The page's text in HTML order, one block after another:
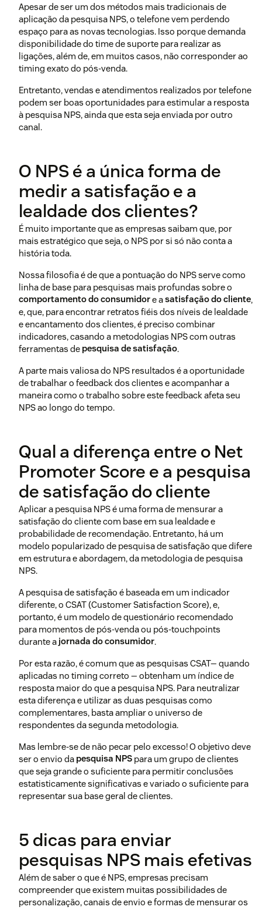
Apesar de ser um dos métodos mais tradicionais de
aplicação da pesquisa NPS, o telefone vem perdendo
espaço para as novas tecnologias. Isso porque demanda
disponibilidade do time de suporte para realizar as
ligações, além de, em muitos casos, não corresponder ao
timing exato do pós-venda.
Entretanto, vendas e atendimentos realizados por telefone
podem ser boas oportunidades para estimular a resposta
à pesquisa NPS, ainda que esta seja enviada por outro
canal.
O NPS é a única forma de
medir a satisfação e a
lealdade dos clientes?
É muito importante que as empresas saibam que, por
mais estratégico que seja, o NPS por si só não conta a
história toda.
Nossa filosofia é de que a pontuação do NPS serve como
linha de base para pesquisas mais profundas sobre o
comportamento do consumidore asatisfação do cliente,
e, que, para encontrar retratos fiéis dos níveis de lealdade
e encantamento dos clientes, é preciso combinar
indicadores, casando a metodologias NPS com outras
ferramentas de pesquisa de satisfação.
A parte mais valiosa do NPS resultados é a oportunidade
de trabalhar o feedback dos clientes e acompanhar a
maneira como o trabalho sobre este feedback afeta seu
NPS ao longo do tempo.
Qual a diferença entre o Net
Promoter Score e a pesquisa
de satisfação do cliente
Aplicar a pesquisa NPS é uma forma de mensurar a
satisfação do cliente com base em sua lealdade e
probabilidade de recomendação. Entretanto, há um
modelo popularizado de pesquisa de satisfação que difere
em estrutura e abordagem, da metodologia de pesquisa
NPS.
A pesquisa de satisfação é baseada em um indicador
diferente, o CSAT (Customer Satisfaction Score), e,
portanto, é um modelo de questionário recomendado
para momentos de pós-venda ou pós-touchpoints
durante a jornada do consumidor.
Por esta razão, é comum que as pesquisas CSAT— quando
aplicadas no timing correto — obtenham um índice de
resposta maior do que a pesquisa NPS. Para neutralizar
esta diferença e utilizar as duas pesquisas como
complementares, basta ampliar o universo de
respondentes da segunda metodologia.
Mas lembre-se de não pecar pelo excesso! O objetivo deve
ser o envio da pesquisa NPS para um grupo de clientes
que seja grande o suficiente para permitir conclusões
estatisticamente significativas e variado o suficiente para
representar sua base geral de clientes.
5 dicas para enviar
pesquisas NPS mais efetivas
Além de saber o que é NPS, empresas precisam
compreender que existem muitas possibilidades de
personalização, canais de envio e formas de mensurar os